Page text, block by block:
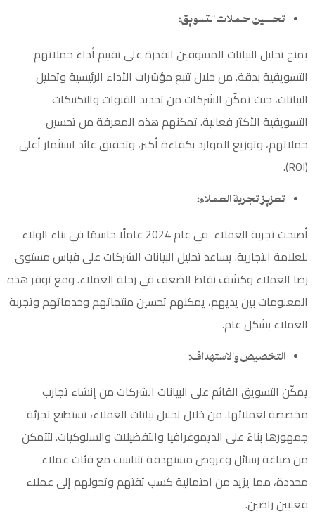
تحسين حملات التسويق:
يمنح تحليل البيانات المسوقين القدرة على تقييم أداء حملاتهم
التسويقيةبدقة. من خلال تتبع مؤشرات الأداء الرئيسية وتحليل
البيانات، حيث تمكّن الشركات من تحديد القنوات والتكتيكات
التسويقية الأكثر فعالية. تمكنهم هذه المعرفة من تحسين
حملاتهم، وتوزيع الموارد بكفاءة أكبر، وتحقيق عائد استثمار أعلى
(ROI).
تعزيز تجربة العملاء:
أصبحت تجربة العملاء في عام 2024 عاملًا حاسمًا في بناء الولاء
للعلامة التجارية. يساعد تحليل البيانات الشركات على قياس مستوى
رضا العملاء وكشف نقاط الضعف في رحلة العملاء. ومع توفر هذه
المعلومات بين يديهم، يمكنهم تحسين منتجاتهم وخدماتهم وتجربة
العملاء بشكل عام.
التخصيص والاستهداف:
يمكّن التسويق القائم على البيانات الشركات من إنشاء تجارب
مخصصة لعملائها. من خلال تحليل بيانات العملاء، تستطيع تجزئة
جمهورها بناءً على الديموغرافيا والتفضيلات والسلوكيات. لتتمكن
من صياغة رسائل وعروض مستهدفة تتناسب مع فئات عملاء
محددة، مما يزيد من احتمالية كسب ثقتهم وتحولهم إلى عملاء
فعليين راضين.